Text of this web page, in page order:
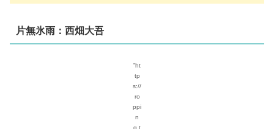
片無氷雨：西畑大吾
”ht
tp
s://
ro
ppi
n
g.t